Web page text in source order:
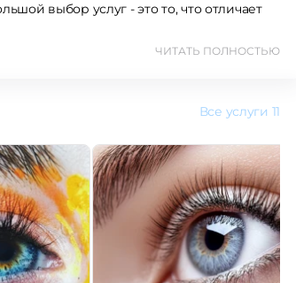
выбор услуг - это то, что отличает
ЧИТАТЬ ПОЛНОСТЬЮ
Все услуги 11